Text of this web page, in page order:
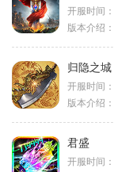
开服时间：
版本介绍：
归隐之城
开服时间：
版本介绍：
君盛
开服时间：